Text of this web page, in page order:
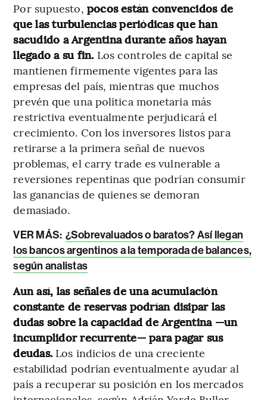
Por supuesto, pocos están convencidos de
que las turbulencias periódicas que han
sacudido a Argentina durante años hayan
llegado a su fin. Los controles de capital se
mantienen firmemente vigentes para las
empresas del país, mientras que muchos
prevén que una política monetaria más
restrictiva eventualmente perjudicará el
crecimiento. Con los inversores listos para
retirarse a la primera señal de nuevos
problemas, el carry trade es vulnerable a
reversiones repentinas que podrían consumir
las ganancias de quienes se demoran
demasiado.
VER MÁS: ¿Sobrevaluados o baratos? Así llegan
los bancos argentinos a la temporada de balances,
según analistas
Aun así, las señales de una acumulación
constante de reservas podrían disipar las
dudas sobre la capacidad de Argentina —un
incumplidor recurrente— para pagar sus
deudas. Los indicios de una creciente
estabilidad podrían eventualmente ayudar al
país a recuperar su posición en los mercados